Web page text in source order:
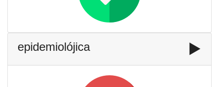
epidemiolójica ▶️